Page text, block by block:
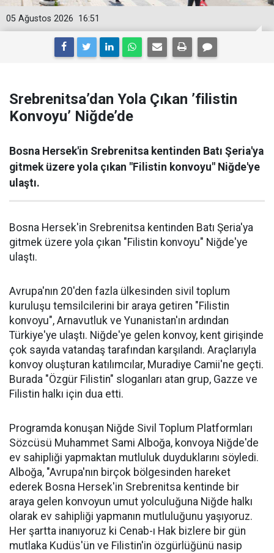
16:51
05 Ağustos 2026
Srebrenitsa’dan Yola Çıkan ’filistin
Konvoyu’ Niğde’de
Bosna Hersek'in Srebrenitsa kentinden Batı Şeria'ya
gitmek üzere yola çıkan "Filistin konvoyu" Niğde'ye
ulaştı.
Bosna Hersek'in Srebrenitsa kentinden Batı Şeria'ya
gitmek üzere yola çıkan "Filistin konvoyu" Niğde'ye
ulaştı.
Avrupa'nın 20'den fazla ülkesinden sivil toplum
kuruluşu temsilcilerini bir araya getiren "Filistin
konvoyu", Arnavutluk ve Yunanistan'ın ardından
Türkiye'ye ulaştı. Niğde'ye gelen konvoy, kent girişinde
çok sayıda vatandaş tarafından karşılandı. Araçlarıyla
konvoy oluşturan katılımcılar, Muradiye Camii'ne geçti.
Burada "Özgür Filistin" sloganları atan grup, Gazze ve
Filistin halkı için dua etti.
Programda konuşan Niğde Sivil Toplum Platformları
Sözcüsü Muhammet Sami Alboğa, konvoya Niğde'de
ev sahipliği yapmaktan mutluluk duyduklarını söyledi.
Alboğa, "Avrupa'nın birçok bölgesinden hareket
ederek Bosna Hersek'in Srebrenitsa kentinde bir
araya gelen konvoyun umut yolculuğuna Niğde halkı
olarak ev sahipliği yapmanın mutluluğunu yaşıyoruz.
Her şartta inanıyoruz ki Cenab-ı Hak bizlere bir gün
mutlaka Kudüs'ün ve Filistin'in özgürlüğünü nasip